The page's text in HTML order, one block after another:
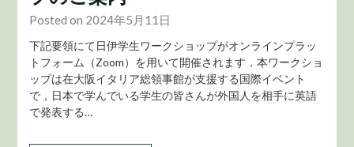
Posted on 2024年5月11日
下記要領にて日伊学生ワークショップがオンラインプラッ
トフォーム（Zoom）を用いて開催されます．本ワークショ
ップは在大阪イタリア総領事館が支援する国際イベント
で，日本で学んでいる学生の皆さんが外国人を相手に英語
で発表する…